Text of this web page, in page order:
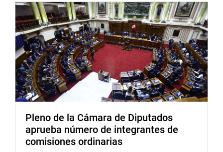
dentro del marco de la Ley de Fortalecimiento y
Transparencia Fiscal.
El lunes 29 estuvieron presentes el Canciller
Ricardo Luna (Comisión de Relaciones Exteriores); el
titular de Defensa, Mariano González Fernández
(Comisión de Defensa Nacional); el ministro de Comercio
Exterior, Eduardo Ferreyros Krupers, en la comisión ad-
hoc.
El miércoles 31 asistieron a las comisiones del
Congreso, el titular de Vivienda y Construcción, Edmer
Trujillo Mori, para explicar la política general de su sector;
Pleno de la Cámara de Diputados
aprueba número de integrantes de
comisiones ordinarias